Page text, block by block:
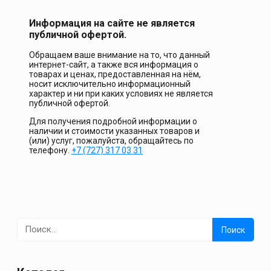
Информация на сайте не является
публичной офертой.
Обращаем ваше внимание на то, что данный
интернет-сайт, а также вся информация о
товарах и ценах, предоставленная на нём,
носит исключительно информационный
характер и ни при каких условиях не является
публичной офертой.
Для получения подробной информации о
наличии и стоимости указанных товаров и
(или) услуг, пожалуйста, обращайтесь по
телефону. +7 (727) 317 03 31
Найти: